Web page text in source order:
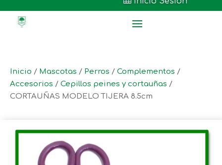
Inicio / Mascotas / Perros / Complementos /
Accesorios / Cepillos peines y cortauñas /
CORTAUÑAS MODELO TIJERA 8.5cm